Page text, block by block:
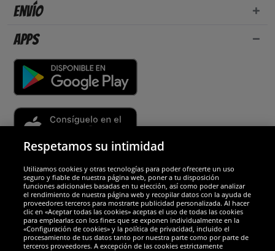
Envío
Apps
Socios y seguridad
Galardones
Respetamos su intimidad
Utilizamos cookies y otras tecnologías para poder ofrecerte un uso
seguro y fiable de nuestra página web, poner a tu disposición
funciones adicionales basadas en tu elección, así como poder analizar
el rendimiento de nuestra página web y recopilar datos con la ayuda de
proveedores terceros para mostrarte publicidad personalizada. Al hacer
clic en «Aceptar todas las cookies» aceptas el uso de todas las cookies
para emplearlas con los fines que se exponen individualmente en la
«Configuración de cookies» y la política de privacidad, incluido el
procesamiento de tus datos tanto por nuestra parte como por parte de
terceros proveedores. A excepción de las cookies estrictamente